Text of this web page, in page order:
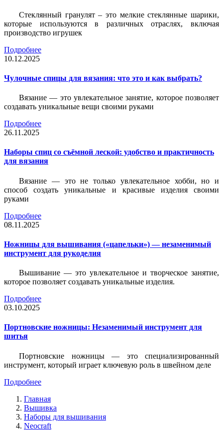
Стеклянный гранулят – это мелкие стеклянные шарики,
которые используются в различных отраслях, включая
производство игрушек
Подробнее
10.12.2025
Чулочные спицы для вязания: что это и как выбрать?
Вязание — это увлекательное занятие, которое позволяет
создавать уникальные вещи своими руками
Подробнее
26.11.2025
Наборы спиц со съёмной леской: удобство и практичность
для вязания
Вязание — это не только увлекательное хобби, но и
способ создать уникальные и красивые изделия своими
руками
Подробнее
08.11.2025
Ножницы для вышивания («цапельки») — незаменимый
инструмент для рукоделия
Вышивание — это увлекательное и творческое занятие,
которое позволяет создавать уникальные изделия.
Подробнее
03.10.2025
Портновские ножницы: Незаменимый инструмент для
шитья
Портновские ножницы — это специализированный
инструмент, который играет ключевую роль в швейном деле
Подробнее
Главная
Вышивка
Наборы для вышивания
Neocraft